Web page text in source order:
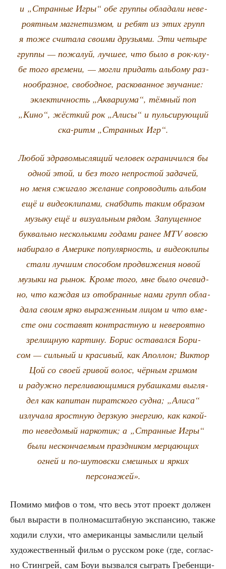
и „Стран­ные Игры“ обе груп­пы обла­да­ли неве­
ро­ят­ным маг­не­тиз­мом, и ребят из этих групп
я тоже счи­та­ла сво­и­ми дру­зья­ми. Эти четы­ре
груп­пы — пожа­луй, луч­шее, что было в рок-клу­
бе того вре­ме­ни, — мог­ли при­дать аль­бо­му раз­
но­об­раз­ное, сво­бод­ное, рас­ко­ван­ное зву­ча­ние:
эклек­тич­ность „Аква­ри­ума“, тём­ный поп
„Кино“, жёст­кий рок „Али­сы“ и пуль­си­ру­ю­щий
ска-ритм „Стран­ных Игр“.
Любой здра­во­мыс­ля­щий чело­век огра­ни­чил­ся бы
одной этой, и без того непро­стой зада­чей,
но меня сжи­га­ло жела­ние сопрово­дить аль­бом
ещё и видео­кли­па­ми, снаб­дить таким обра­зом
музы­ку ещё и визу­аль­ным рядом. Запу­щен­ное
бук­валь­но несколь­ки­ми года­ми ранее MTV вовсю
наби­ра­ло в Аме­ри­ке попу­ляр­ность, и видео­кли­пы
ста­ли луч­шим спо­со­бом про­дви­же­ния новой
музы­ки на рынок. Кро­ме того, мне было оче­вид­
но, что каж­дая из ото­бран­ные нами групп обла­
да­ла сво­им ярко выра­жен­ным лицом и что вме­
сте они соста­вят кон­траст­ную и неве­ро­ят­но
зре­лищ­ную кар­ти­ну. Борис оста­вал­ся Бори­
сом — силь­ный и кра­си­вый, как Апол­лон; Вик­тор
Цой со сво­ей гри­вой волос, чёр­ным гри­мом
и радуж­но переливающими­ся рубаш­ка­ми выгля­
дел как капи­тан пират­ско­го суд­на; „Али­са“
излу­ча­ла ярост­ную дерз­кую энер­гию, как какой-
то неве­до­мый нар­ко­тик; а „Стран­ные Игры“
были нескон­ча­е­мым празд­ни­ком мер­ца­ю­щих
огней и по-шутов­ски смеш­ных и ярких
персонажей».
Поми­мо мифов о том, что весь этот про­ект дол­жен
был вырас­ти в пол­но­мас­штаб­ную экс­пан­сию, так­же
ходи­ли слу­хи, что аме­ри­кан­цы замыс­ли­ли целый
худо­же­ствен­ный фильм о рус­ском роке (где, соглас­
но Стин­грей, сам Боуи вызвал­ся сыг­рать Гре­бен­щи­